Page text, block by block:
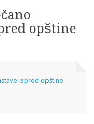
opštine
ispred opštine